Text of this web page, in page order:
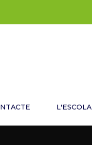
L'ESCOLA